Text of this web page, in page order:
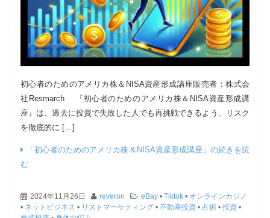
初心者のためのアメリカ株＆NISA資産形成講座販売者：株式会
社Resmarch 『初心者のためのアメリカ株＆NISA資産形成講
座』は、過去に投資で失敗した人でも再挑戦できるよう、リスク
を徹底的に […]
「初心者のためのアメリカ株＆NISA資産形成講座」の続きを読
む
2024年11月26日 reveron eBay • Tiktok • オンラインカジノ
• ネットビジネス • リストマーケティング • 不動産投資 • 占術 • 投資 •